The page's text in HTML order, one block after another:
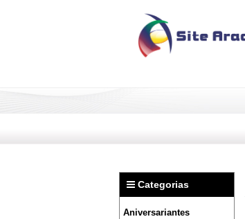
Categorias
Aniversariantes